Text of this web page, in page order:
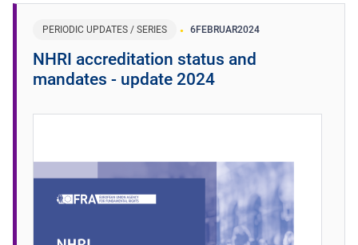
PERIODIC UPDATES / SERIES 6FEBRUAR2024
NHRI accreditation status and
mandates - update 2024